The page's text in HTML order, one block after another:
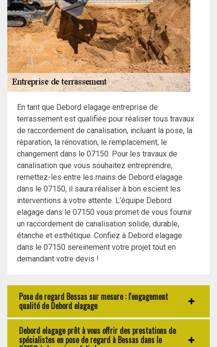
En tant que Debord elagage entreprise de
terrassement est qualifiée pour réaliser tous travaux
de raccordement de canalisation, incluant la pose, la
réparation, la rénovation, le remplacement, le
changement dans le 07150. Pour les travaux de
canalisation que vous souhaitez entreprendre,
remettez-les entre les mains de Debord elagage
dans le 07150, il saura réaliser à bon escient les
interventions à votre attente. L’équipe Debord
elagage dans le 07150 vous promet de vous fournir
un raccordement de canalisation solide, durable,
étanche et esthétique. Confiez à Debord elagage
dans le 07150 sereinement votre projet tout en
demandant votre devis !
Pose de regard Bessas sur mesure : l'engagement
qualité de Debord elagage
Debord elagage prêt à vous offrir des prestations de
spécialistes en pose de regard à Bessas dans le